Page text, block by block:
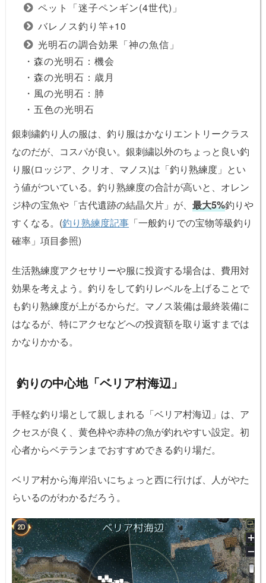
ペット「迷子ペンギン(4世代)」
バレノス釣り竿+10
光明石の調合効果「神の魚信」
・森の光明石：機会
・森の光明石：歳月
・風の光明石：肺
・五色の光明石
銀刺繍釣り人の服は、釣り服はかなりエントリークラス
なのだが、コスパが良い。銀刺繍以外のちょっと良い釣
り服(ロッジア、クリオ、マノス)は「釣り熟練度」とい
う値がついている。釣り熟練度の合計が高いと、オレン
ジ枠の宝魚や「古代遺跡の結晶欠片」が、 最大5%釣りや
すくなる。(釣り熟練度記事 「一般釣りでの宝物等級釣り
確率」項目参照)
生活熟練度アクセサリーや服に投資する場合は、費用対
効果を考えよう。釣りをして釣りレベルを上げることで
も釣り熟練度が上がるからだ。マノス装備は最終装備に
はなるが、特にアクセなどへの投資額を取り返すまでは
かなりかかる。
釣りの中心地「ベリア村海辺」
手軽な釣り場として親しまれる「ベリア村海辺」は、ア
クセスが良く、黄色枠や赤枠の魚が釣れやすい設定。初
心者からベテランまでおすすめできる釣り場だ。
ベリア村から海岸沿いにちょっと西に行けば、人がやた
らいるのがわかるだろう。